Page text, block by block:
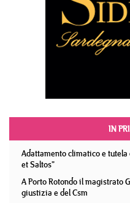
IN
Adattamento climatico e
et Saltos”
A Porto Rotondo il magistrato
giustizia e del Csm